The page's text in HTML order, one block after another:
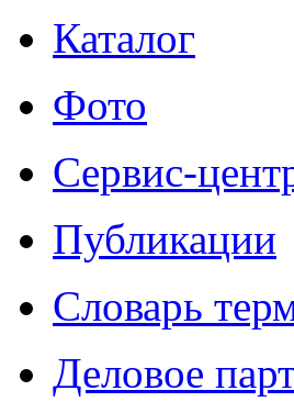
Каталог
Фото
Сервис-
Публикации
Словарь
Деловое